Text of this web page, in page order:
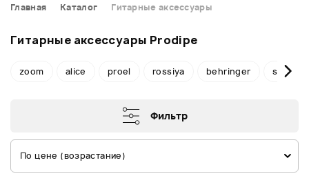
Главная Каталог Гитарные аксессуары
Гитарные аксессуары Prodipe
zoom alice proel rossiya behringer stagg
Фильтр
По цене (возрастание)